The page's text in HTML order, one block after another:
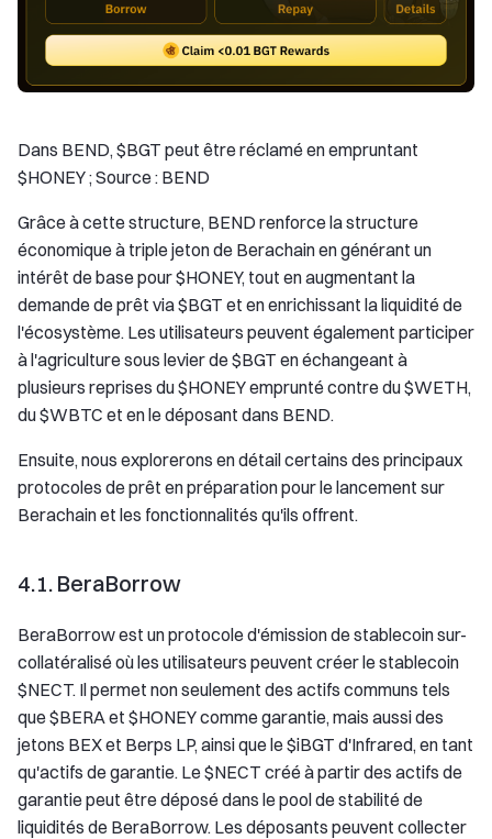
Dans BEND, $BGT peut être réclamé en empruntant
$HONEY ; Source : BEND
Grâce à cette structure, BEND renforce la structure
économique à triple jeton de Berachain en générant un
intérêt de base pour $HONEY, tout en augmentant la
demande de prêt via $BGT et en enrichissant la liquidité de
l'écosystème. Les utilisateurs peuvent également participer
à l'agriculture sous levier de $BGT en échangeant à
plusieurs reprises du $HONEY emprunté contre du $WETH,
du $WBTC et en le déposant dans BEND.
Ensuite, nous explorerons en détail certains des principaux
protocoles de prêt en préparation pour le lancement sur
Berachain et les fonctionnalités qu'ils offrent.
4.1. BeraBorrow
BeraBorrow est un protocole d'émission de stablecoin sur-
collatéralisé où les utilisateurs peuvent créer le stablecoin
$NECT. Il permet non seulement des actifs communs tels
que $BERA et $HONEY comme garantie, mais aussi des
jetons BEX et Berps LP, ainsi que le $iBGT d'Infrared, en tant
qu'actifs de garantie. Le $NECT créé à partir des actifs de
garantie peut être déposé dans le pool de stabilité de
liquidités de BeraBorrow. Les déposants peuvent collecter